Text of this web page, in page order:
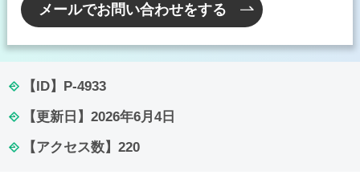
メールでお問い合わせをする
【ID】 P-4933
【更新日】 2026年6月4日
【アクセス数】 220